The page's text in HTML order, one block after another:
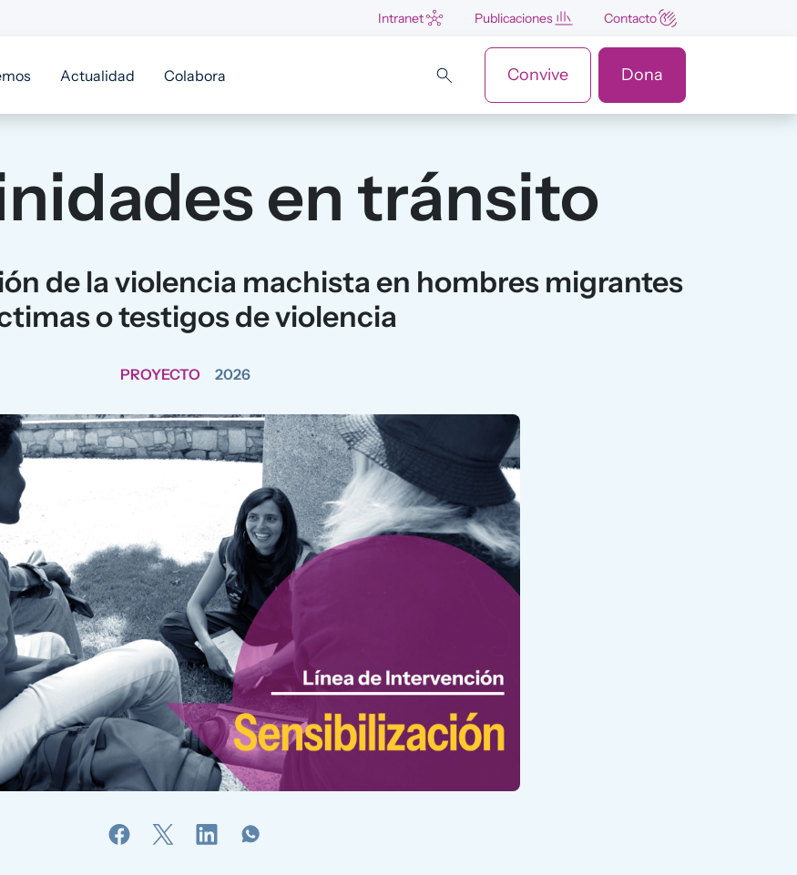
Intranet Publicaciones Contacto
Actualidad Colabora Convive Dona
en tránsito
de la violencia machista en hombres migrantes
o testigos de violencia
PROYECTO 2026